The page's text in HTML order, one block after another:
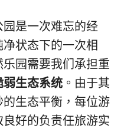
e
b
o
o
k
r
e
o
d
I
n
是一次难忘的经
状态下的一次相
园需要我们承担重
生态系统 。由于其
生态平衡，每位游
好的负责任旅游实